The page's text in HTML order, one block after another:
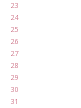
23
24
25
26
27
28
29
30
31